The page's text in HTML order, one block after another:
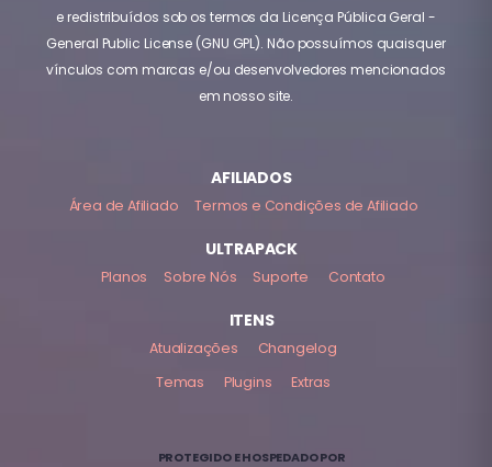
e redistribuídos sob os termos da Licença Pública Geral -
General Public License (GNU GPL). Não possuímos quaisquer
vínculos com marcas e/ou desenvolvedores mencionados
em nosso site.
AFILIADOS
Área de Afiliado Termos e Condições de Afiliado
ULTRAPACK
Planos Sobre Nós Suporte Contato
ITENS
Atualizações
Changelog
Temas
Plugins Extras
PROTEGIDO E HOSPEDADO POR